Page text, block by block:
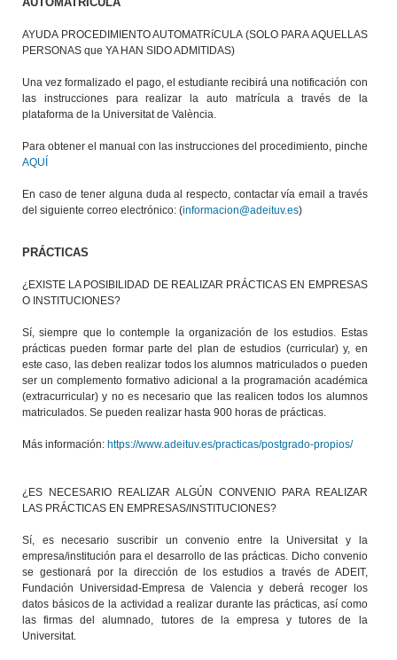
AYUDA PROCEDIMIENTO AUTOMATRíCULA (SOLO PARA AQUELLAS
PERSONAS que YA HAN SIDO ADMITIDAS)
Una vez formalizado el pago, el estudiante recibirá una notificación con
las instrucciones para realizar la auto matrícula a través de la
plataforma de la Universitat de València.
Para obtener el manual con las instrucciones del procedimiento, pinche
AQUÍ
En caso de tener alguna duda al respecto, contactar vía email a través
del siguiente correo electrónico: (informacion@adeituv.es)
PRÁCTICAS
¿EXISTE LA POSIBILIDAD DE REALIZAR PRÁCTICAS EN EMPRESAS
O INSTITUCIONES?
Sí, siempre que lo contemple la organización de los estudios. Estas
prácticas pueden formar parte del plan de estudios (curricular) y, en
este caso, las deben realizar todos los alumnos matriculados o pueden
ser un complemento formativo adicional a la programación académica
(extracurricular) y no es necesario que las realicen todos los alumnos
matriculados. Se pueden realizar hasta 900 horas de prácticas.
Más información: https://www.adeituv.es/practicas/postgrado-propios/
¿ES NECESARIO REALIZAR ALGÚN CONVENIO PARA REALIZAR
LAS PRÁCTICAS EN EMPRESAS/INSTITUCIONES?
Sí, es necesario suscribir un convenio entre la Universitat y la
empresa/institución para el desarrollo de las prácticas. Dicho convenio
se gestionará por la dirección de los estudios a través de ADEIT,
Fundación Universidad-Empresa de Valencia y deberá recoger los
datos básicos de la actividad a realizar durante las prácticas, así como
las firmas del alumnado, tutores de la empresa y tutores de la
Universitat.